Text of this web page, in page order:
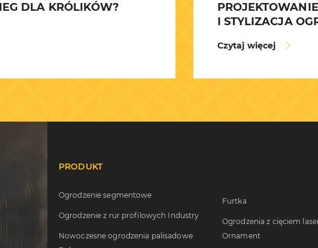
DLA KRÓLIKÓW?
I STYLIZACJA
Czytaj więcej
PRODUKT
Ogrodzenie segmentowe
Ogrodzenie z rur profilowych Industry
Nowoczesne ogrodzenia palisadowe
Furtka
Ogrodzenia z cięciem
Ornament